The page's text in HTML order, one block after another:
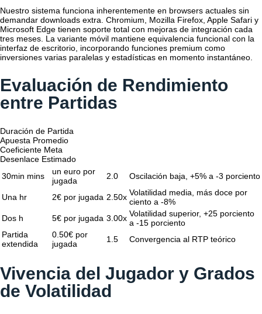
Nuestro sistema funciona inherentemente en browsers actuales sin
demandar downloads extra. Chromium, Mozilla Firefox, Apple Safari y
Microsoft Edge tienen soporte total con mejoras de integración cada
tres meses. La variante móvil mantiene equivalencia funcional con la
interfaz de escritorio, incorporando funciones premium como
inversiones varias paralelas y estadísticas en momento instantáneo.
Evaluación de Rendimiento
entre Partidas
Duración de Partida
Apuesta Promedio
Coeficiente Meta
Desenlace Estimado
30min mins
un euro por
jugada
2.0 Oscilación baja, +5% a -3 porciento
Una hr 2€ por jugada 2.50x Volatilidad media, más doce por
ciento a -8%
Dos h
5€ por jugada 3.00x Volatilidad superior, +25 porciento
a -15 porciento
Partida
extendida
0.50€ por
jugada
1.5 Convergencia al RTP teórico
Vivencia del Jugador y Grados
de Volatilidad